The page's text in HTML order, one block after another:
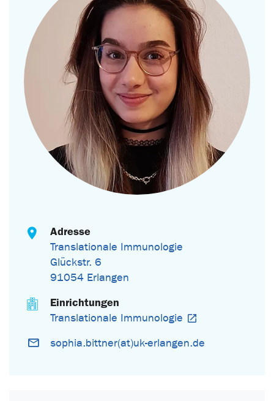
Adresse
Translationale Immunologie
Glückstr. 6
91054 Erlangen
Einrichtungen
Translationale Immunologie
sophia.bittner(at)uk-erlangen.de